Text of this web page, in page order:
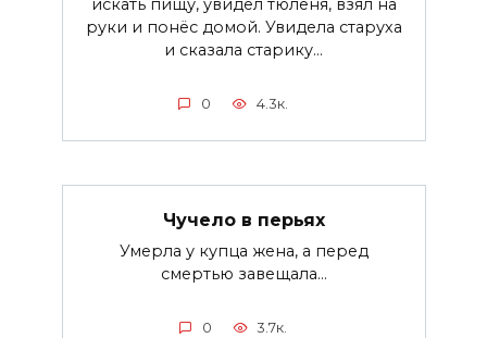
искать пищу, увидел тюленя, взял на
руки и понёс домой. Увидела старуха
и сказала старику...
0 4.3к.
Чучело в перьях
Умерла у купца жена, а перед
смертью завещала...
0 3.7к.